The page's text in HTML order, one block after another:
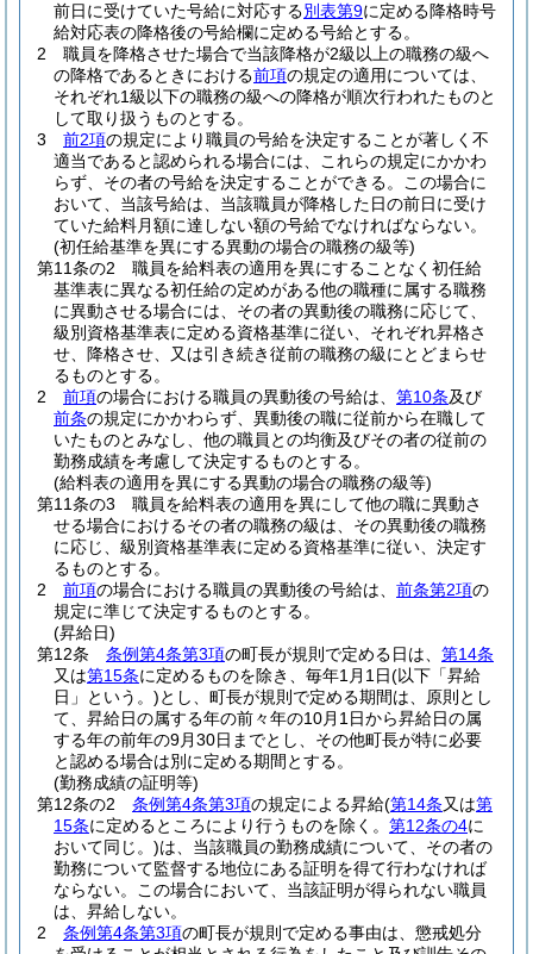
前日に受けていた号給に対応する別表第9に定める降格時号
給対応表の降格後の号給欄に定める号給とする。
2
職員を降格させた場合で当該降格が2級以上の職務の級へ
の降格であるときにおける前項の規定の適用については、
それぞれ1級以下の職務の級への降格が順次行われたものと
して取り扱うものとする。
3
前2項の規定により職員の号給を決定することが著しく不
適当であると認められる場合には、これらの規定にかかわ
らず、その者の号給を決定することができる。
この場合に
おいて、当該号給は、当該職員が降格した日の前日に受け
ていた給料月額に達しない額の号給でなければならない。
(初任給基準を異にする異動の場合の職務の級等)
第11条の2
職員を給料表の適用を異にすることなく初任給
基準表に異なる初任給の定めがある他の職種に属する職務
に異動させる場合には、その者の異動後の職務に応じて、
級別資格基準表に定める資格基準に従い、それぞれ昇格さ
せ、降格させ、又は引き続き従前の職務の級にとどまらせ
るものとする。
2
前項の場合における職員の異動後の号給は、 第10条及び
前条の規定にかかわらず、異動後の職に従前から在職して
いたものとみなし、他の職員との均衡及びその者の従前の
勤務成績を考慮して決定するものとする。
(給料表の適用を異にする異動の場合の職務の級等)
第11条の3
職員を給料表の適用を異にして他の職に異動さ
せる場合におけるその者の職務の級は、その異動後の職務
に応じ、級別資格基準表に定める資格基準に従い、決定す
るものとする。
2
前項の場合における職員の異動後の号給は、 前条第2項の
規定に準じて決定するものとする。
(昇給日)
第12条
条例第4条第3項の町長が規則で定める日は、 第14条
又は第15条に定めるものを除き、毎年1月1日(以下「昇給
日」という。)とし、町長が規則で定める期間は、原則とし
て、昇給日の属する年の前々年の10月1日から昇給日の属
する年の前年の9月30日までとし、その他町長が特に必要
と認める場合は別に定める期間とする。
(勤務成績の証明等)
第12条の2
条例第4条第3項の規定による昇給(第14条又は第
15条に定めるところにより行うものを除く。 第12条の4に
おいて同じ。)は、当該職員の勤務成績について、その者の
勤務について監督する地位にある証明を得て行わなければ
ならない。
この場合において、当該証明が得られない職員
は、昇給しない。
2
条例第4条第3項の町長が規則で定める事由は、懲戒処分